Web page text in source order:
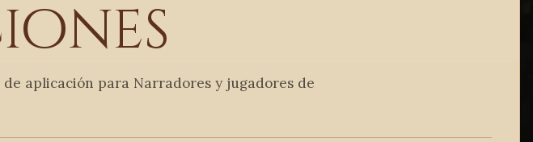
aplicación para Narradores y jugadores de